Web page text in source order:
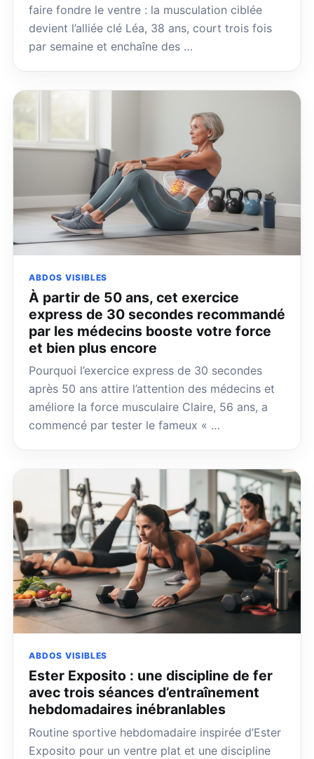
faire fondre le ventre : la musculation ciblée
devient l’alliée clé Léa, 38 ans, court trois fois
par semaine et enchaîne des …
ABDOS VISIBLES
À partir de 50 ans, cet exercice
express de 30 secondes recommandé
par les médecins booste votre force
et bien plus encore
Pourquoi l’exercice express de 30 secondes
après 50 ans attire l’attention des médecins et
améliore la force musculaire Claire, 56 ans, a
commencé par tester le fameux « …
ABDOS VISIBLES
Ester Exposito : une discipline de fer
avec trois séances d’entraînement
hebdomadaires inébranlables
Routine sportive hebdomadaire inspirée d’Ester
Exposito pour un ventre plat et une discipline